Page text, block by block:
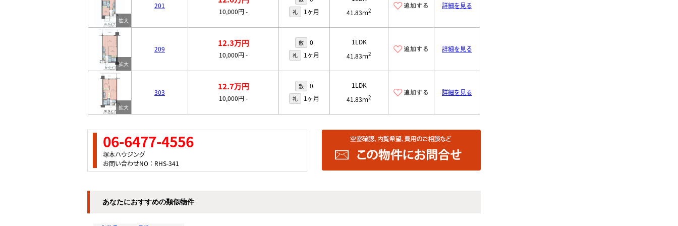
201
10,000円 - 礼 1ヶ月
41.83ｍ2
詳細を見る
209
12.3万円
10,000円 -
敷 0
礼 1ヶ月
1LDK
41.83ｍ2
詳細を見る
303
12.7万円
10,000円 -
敷 0
礼 1ヶ月
1LDK
41.83ｍ2
詳細を見る
06-6477-4556
塚本ハウジング
お問い合わせNO：RHS-341
あなたにおすすめの類似物件